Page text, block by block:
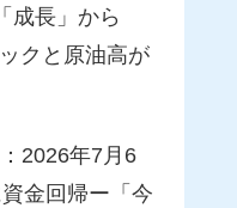
成長」から
クと原油高が
2026年7月6
金回帰ー「今